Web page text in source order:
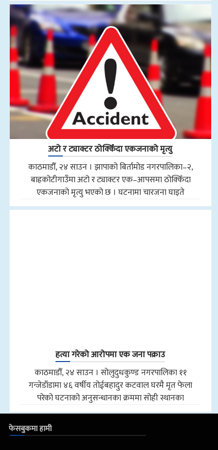
अटो र ट्याक्टर ठोक्किँदा एकजनाको मृत्यु
काठमाडौँ, २४ साउन । झापाको बिर्तामोड नगरपालिका–२,
बाह्रकोटीगाउँमा अटो र ट्याक्टर एक–आपसमा ठोक्किँदा
एकजनाको मृत्यु भएको छ । घटनामा चारजना घाइते
हत्या गरेको आरोपमा एक जना पक्राउ
काठमाडौँ, २४ साउन । सोलुदुधकुण्ड नगरपालिका ११
गन्जेडाँडामा ४६ वर्षीय तोईबहादुर कटवाल घरमै मृत फेला
परेको घटनाको अनुसन्धानका क्रममा सोही स्थानका
फेसबुकमा हामी